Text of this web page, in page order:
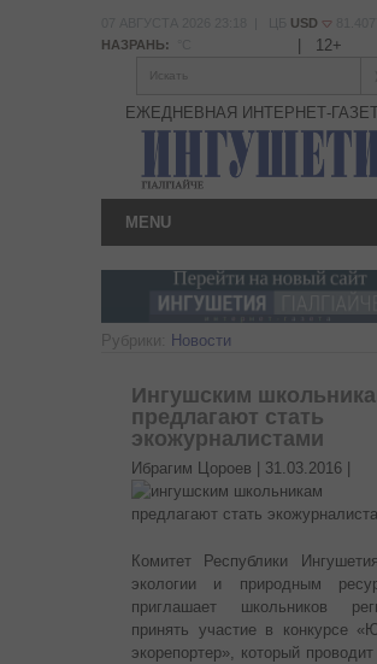
USD
НАЗРАНЬ:
12+
Искать
ЕЖЕДНЕВНАЯ ИНТЕРНЕТ-
MENU
Рубрики: Новости
Ингушским
предлагают стать
экожурналистами
Ибрагим Цороев | 31.03.2016
Комитет Республики
экологии и природным
приглашает школьников
принять участие в конкурсе
экорепортер», который